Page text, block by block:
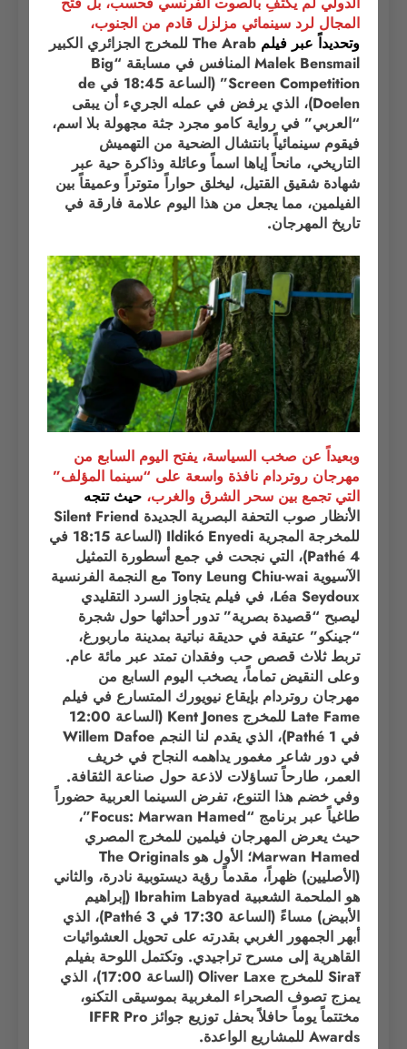
المجال لرد سينمائي مزلزل قادم من الجنوب،
وتحديداً عبر فيلم
The Arab للمخرج الجزائري الكبير
Malek Bensmail المنافس في مسابقة “Big
Screen Competition” (الساعة 18:45 في de
Doelen)، الذي يرفض في عمله الجريء أن يبقى
“العربي” في رواية كامو مجرد جثة مجهولة بلا اسم،
فيقوم سينمائياً بانتشال الضحية من التهميش
التاريخي، مانحاً إياها اسماً وعائلة وذاكرة حية عبر
شهادة شقيق القتيل، ليخلق حواراً متوتراً وعميقاً بين
الفيلمين، مما يجعل من هذا اليوم علامة فارقة في
تاريخ المهرجان.
وبعيداً عن صخب السياسة، يفتح اليوم السابع من
مهرجان روتردام نافذة واسعة على “سينما المؤلف”
التي تجمع بين سحر الشرق والغرب، حيث تتجه
الأنظار صوب التحفة البصرية الجديدة Silent Friend
للمخرجة المجرية Ildikó Enyedi (الساعة 18:15 في
Pathé 4)، التي نجحت في جمع أسطورة التمثيل
الآسيوية Tony Leung Chiu-wai مع النجمة الفرنسية
Léa Seydoux، في فيلم يتجاوز السرد التقليدي
ليصبح “قصيدة بصرية” تدور أحداثها حول شجرة
“جينكو” عتيقة في حديقة نباتية بمدينة ماربورغ،
تربط ثلاث قصص حب وفقدان تمتد عبر مائة عام.
وعلى النقيض تماماً، يصخب اليوم السابع من
مهرجان روتردام بإيقاع نيويورك المتسارع في فيلم
Late Fame للمخرج Kent Jones (الساعة 12:00
في Pathé 1)، الذي يقدم لنا النجم Willem Dafoe
في دور شاعر مغمور يداهمه النجاح في خريف
العمر، طارحاً تساؤلات لاذعة حول صناعة الثقافة.
وفي خضم هذا التنوع، تفرض السينما العربية حضوراً
طاغياً عبر برنامج “Focus: Marwan Hamed”،
حيث يعرض المهرجان فيلمين للمخرج المصري
Marwan Hamed؛ الأول هو The Originals
(الأصليين) ظهراً، مقدماً رؤية ديستوبية نادرة، والثاني
هو الملحمة الشعبية Ibrahim Labyad (إبراهيم
الأبيض) مساءً (الساعة 17:30 في Pathé 3)، الذي
أبهر الجمهور الغربي بقدرته على تحويل العشوائيات
القاهرية إلى مسرح تراجيدي. وتكتمل اللوحة بفيلم
Sirāt للمخرج Oliver Laxe (الساعة 17:00)، الذي
يمزج تصوف الصحراء المغربية بموسيقى التكنو،
مختتماً يوماً حافلاً بحفل توزيع جوائز IFFR Pro
Awards للمشاريع الواعدة.